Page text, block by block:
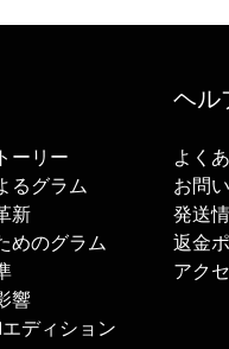
ーリー
るグラム
新
めのグラム
響
エディション
ヘル
よく
お問
発送
返金
アク